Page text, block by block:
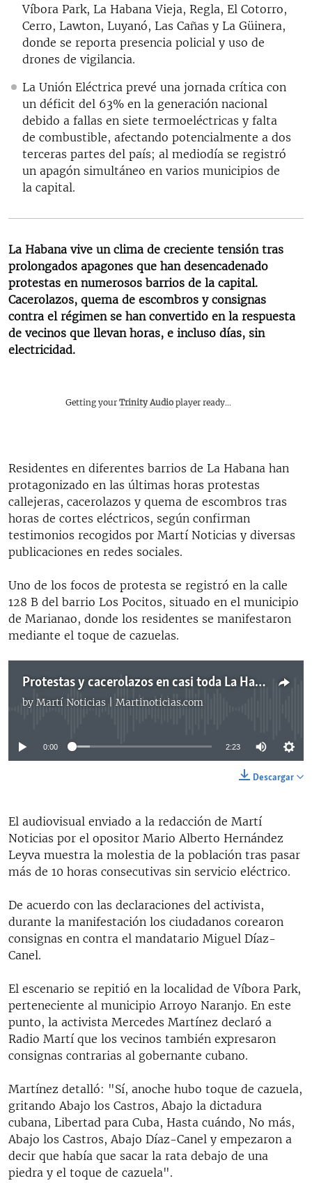
Víbora Park, La Habana Vieja, Regla, El Cotorro,
Cerro, Lawton, Luyanó, Las Cañas y La Güinera,
donde se reporta presencia policial y uso de
drones de vigilancia.
La Unión Eléctrica prevé una jornada crítica con
un déficit del 63% en la generación nacional
debido a fallas en siete termoeléctricas y falta
de combustible, afectando potencialmente a dos
terceras partes del país; al mediodía se registró
un apagón simultáneo en varios municipios de
la capital.
La Habana vive un clima de creciente tensión tras
prolongados apagones que han desencadenado
protestas en numerosos barrios de la capital.
Cacerolazos, quema de escombros y consignas
contra el régimen se han convertido en la respuesta
de vecinos que llevan horas, e incluso días, sin
electricidad.
Getting yourTrinity Audio player ready...
Residentes en diferentes barrios de La Habana han
protagonizado en las últimas horas protestas
callejeras, cacerolazos y quema de escombros tras
horas de cortes eléctricos, según confirman
testimonios recogidos por Martí Noticias y diversas
publicaciones en redes sociales.
Uno de los focos de protesta se registró en la calle
128 B del barrio Los Pocitos, situado en el municipio
de Marianao, donde los residentes se manifestaron
mediante el toque de cazuelas.
Protestas y cacerolazos en casi toda La Habana por apagones prolongado
by Martí Noticias | Martinoticias.com
No media source currently available
0:00 2:23
Descargar
El audiovisual enviado a la redacción de Martí
Noticias por el opositor Mario Alberto Hernández
Leyva muestra la molestia de la población tras pasar
más de 10 horas consecutivas sin servicio eléctrico.
De acuerdo con las declaraciones del activista,
durante la manifestación los ciudadanos corearon
consignas en contra el mandatario Miguel Díaz-
Canel.
El escenario se repitió en la localidad de Víbora Park,
perteneciente al municipio Arroyo Naranjo. En este
punto, la activista Mercedes Martínez declaró a
Radio Martí que los vecinos también expresaron
consignas contrarias al gobernante cubano.
Martínez detalló: "Sí, anoche hubo toque de cazuela,
gritando Abajo los Castros, Abajo la dictadura
cubana, Libertad para Cuba, Hasta cuándo, No más,
Abajo los Castros, Abajo Díaz-Canel y empezaron a
decir que había que sacar la rata debajo de una
piedra y el toque de cazuela".